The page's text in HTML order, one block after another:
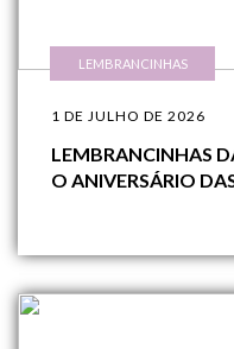
LEMBRANCINHAS
1 DE JULHO DE 2026
LEMBRANCINHAS
O ANIVERSÁRIO